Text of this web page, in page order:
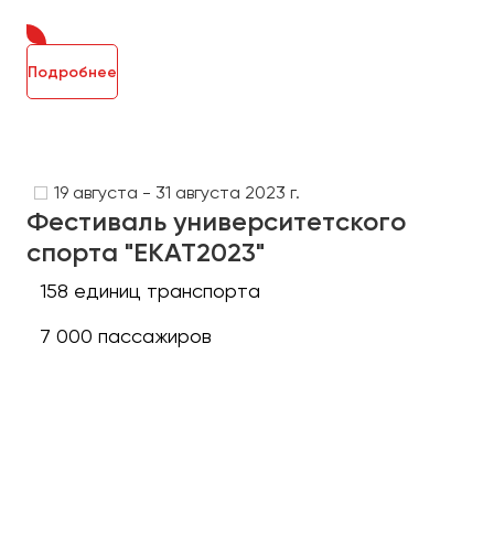
Подробнее
19 августа - 31 августа 2023 г.
Фестиваль университетского
спорта "ЕКАТ2023"
158 единиц транспорта
7 000 пассажиров